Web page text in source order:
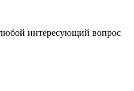
интересующий вопрос